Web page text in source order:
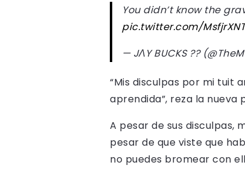
You didn’t know the
pic.twitter.com/
— JΛY BUCKS ??
“Mis disculpas por mi tuit
aprendida”, reza la nueva
A pesar de sus disculpas,
pesar de que viste que
no puedes bromear con